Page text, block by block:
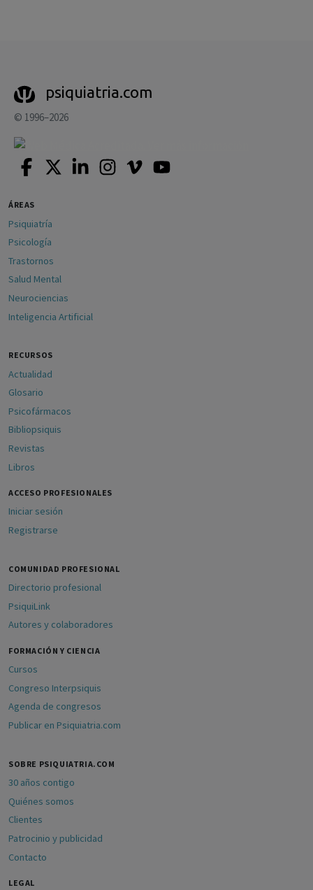
psiquiatria.com
© 1996–2026
ÁREAS
Psiquiatría
Psicología
Trastornos
Salud Mental
Neurociencias
Inteligencia Artificial
RECURSOS
Actualidad
Glosario
Psicofármacos
Bibliopsiquis
Revistas
Libros
ACCESO PROFESIONALES
Iniciar sesión
Registrarse
COMUNIDAD PROFESIONAL
Directorio profesional
PsiquiLink
Autores y colaboradores
FORMACIÓN Y CIENCIA
Cursos
Congreso Interpsiquis
Agenda de congresos
Publicar en Psiquiatria.com
SOBRE PSIQUIATRIA.COM
30 años contigo
Quiénes somos
Clientes
Patrocinio y publicidad
Contacto
LEGAL